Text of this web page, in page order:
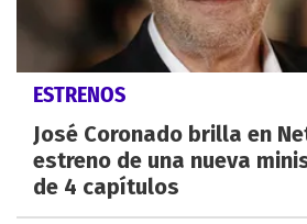
ESTRENOS
José Coronado brilla en
estreno de una nueva
de 4 capítulos